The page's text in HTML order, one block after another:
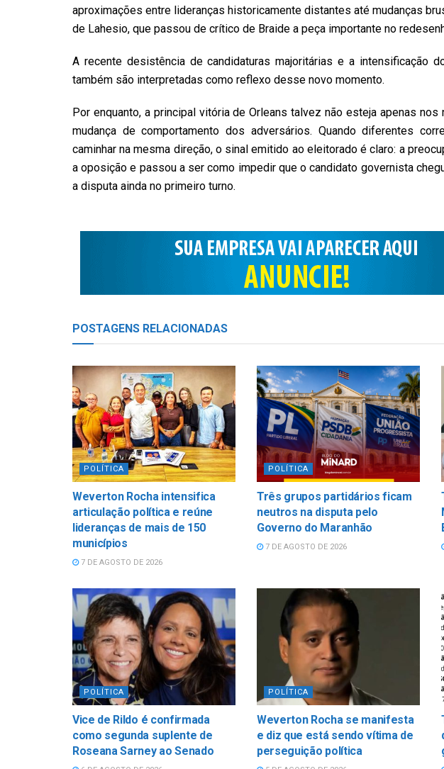
aproximações entre lideranças historicamente distantes até mudanças
de Lahesio, que passou de crítico de Braide a peça importante no
A recente desistência de candidaturas majoritárias e a intensificação
também são interpretadas como reflexo desse novo momento.
Por enquanto, a principal vitória de Orleans talvez não esteja apenas
mudança de comportamento dos adversários. Quando diferentes
caminhar na mesma direção, o sinal emitido ao eleitorado é claro: a
a oposição e passou a ser como impedir que o candidato governista
a disputa ainda no primeiro turno.
POSTAGENS RELACIONADAS
POLÍTICA
Weverton Rocha intensifica
articulação política e reúne
lideranças de mais de 150
municípios
7 DE AGOSTO DE 2026
POLÍTICA
Três grupos partidários ficam
neutros na disputa pelo
Governo do Maranhão
7 DE AGOSTO DE 2026
POLÍTICA
Vice de Rildo é confirmada
como segunda suplente de
Roseana Sarney ao Senado
POLÍTICA
Weverton Rocha se manifesta
e diz que está sendo vítima de
perseguição política